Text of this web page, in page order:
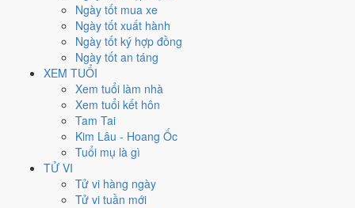
Ngày tốt mua xe
Ngày tốt xuất hành
Ngày tốt ký hợp đồng
Ngày tốt an táng
XEM TUỔI
Xem tuổi làm nhà
Xem tuổi kết hôn
Tam Tai
Kim Lâu - Hoang Ốc
Tuổi mụ là gì
TỬ VI
Tử vi hàng ngày
Tử vi tuần mới
Tháng 12 âm năm 2020
Tiết Tiểu Hàn
Giáp Tý
Canh Tý
Ngày Giáp Tý có TrựcBế(ngày đóng cửa, bế tắc) và gặp Sao